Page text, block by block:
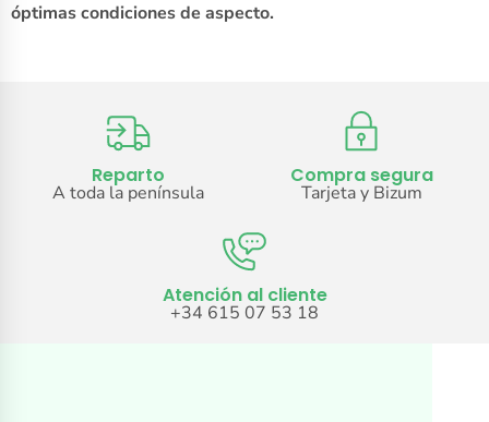
óptimas condiciones de aspecto.
Reparto
A toda la península
Compra segura
Tarjeta y Bizum
Atención al cliente
+34 615 07 53 18